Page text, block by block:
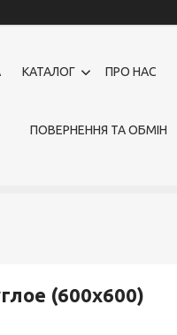
КАТАЛОГ ПРО НАС
ПОВЕРНЕННЯ ТА ОБМІН
(600х600)